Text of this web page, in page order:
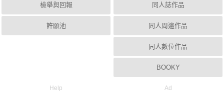
檢舉與回報
許願池
同人誌作品
同人周邊作品
同人數位作品
BOOKY
Help Ad